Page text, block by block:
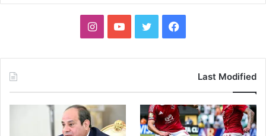
فيسبوك تويتر يوتيوبانستقرام
Last Modified